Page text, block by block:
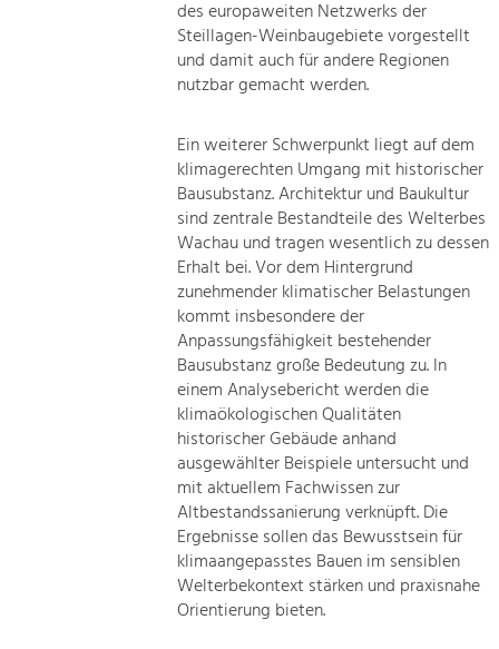
des europaweiten Netzwerks der
Steillagen-Weinbaugebiete vorgestellt
und damit auch für andere Regionen
nutzbar gemacht werden.
Ein weiterer Schwerpunkt liegt auf dem
klimagerechten Umgang mit historischer
Bausubstanz. Architektur und Baukultur
sind zentrale Bestandteile des Welterbes
Wachau und tragen wesentlich zu dessen
Erhalt bei. Vor dem Hintergrund
zunehmender klimatischer Belastungen
kommt insbesondere der
Anpassungsfähigkeit bestehender
Bausubstanz große Bedeutung zu. In
einem Analysebericht werden die
klimaökologischen Qualitäten
historischer Gebäude anhand
ausgewählter Beispiele untersucht und
mit aktuellem Fachwissen zur
Altbestandssanierung verknüpft. Die
Ergebnisse sollen das Bewusstsein für
klimaangepasstes Bauen im sensiblen
Welterbekontext stärken und praxisnahe
Orientierung bieten.